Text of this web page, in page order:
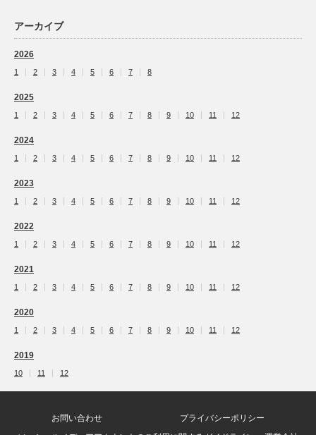
アーカイブ
2026
1 2 3 4 5 6 7 8
2025
1 2 3 4 5 6 7 8 9 10 11 12
2024
1 2 3 4 5 6 7 8 9 10 11 12
2023
1 2 3 4 5 6 7 8 9 10 11 12
2022
1 2 3 4 5 6 7 8 9 10 11 12
2021
1 2 3 4 5 6 7 8 9 10 11 12
2020
1 2 3 4 5 6 7 8 9 10 11 12
2019
10 11 12
お問い合わせ
プライバシーポリシー